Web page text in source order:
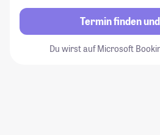
Termin finden
Du wirst auf Microsoft